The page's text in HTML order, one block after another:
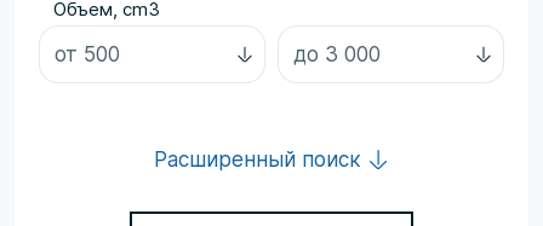
Объем, cm3
Расширенный поиск